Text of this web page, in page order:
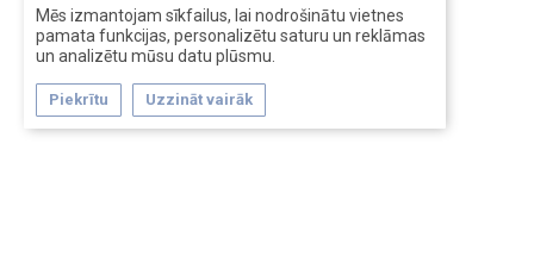
Mēs izmantojam sīkfailus, lai nodrošinātu vietnes
pamata funkcijas, personalizētu saturu un reklāmas
un analizētu mūsu datu plūsmu.
Piekrītu Uzzināt vairāk